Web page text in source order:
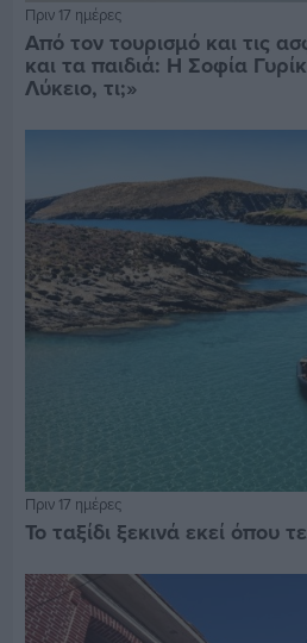
Πριν 17 ημέρες
Από τον τουρισμό και τις
και τα παιδιά: Η Σοφία
Λύκειο, τι;»
Πριν 17 ημέρες
Το ταξίδι ξεκινά εκεί όπου